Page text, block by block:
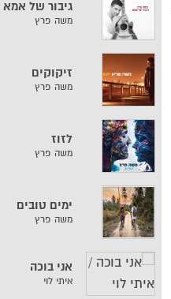
גיבור של אמא
משה פרץ
זיקוקים
משה פרץ
לזוז
משה פרץ
ימים טובים
משה פרץ
אני בוכה
איתי לוי